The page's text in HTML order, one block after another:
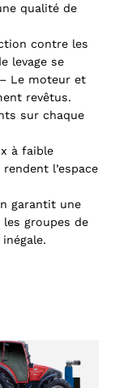
qualité de
contre les
levage se
Le moteur et
revêtus.
sur chaque
à faible
l’espace
garantit une
groupes de